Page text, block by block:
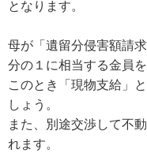
となります。
母が「遺留分侵害額請
分の１に相当する金員
このとき「現物支給」
しょう。
また、別途交渉して不
れます。